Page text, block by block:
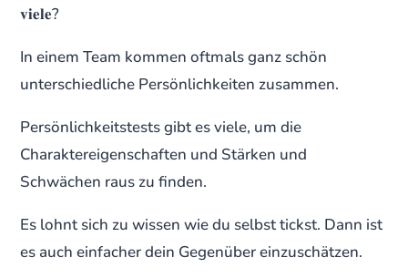
𝐯𝐢𝐞𝐥𝐞?
In einem Team kommen oftmals ganz schön
unterschiedliche Persönlichkeiten zusammen.
Persönlichkeitstests gibt es viele, um die
Charaktereigenschaften und Stärken und
Schwächen raus zu finden.
Es lohnt sich zu wissen wie du selbst tickst. Dann ist
es auch einfacher dein Gegenüber einzuschätzen.